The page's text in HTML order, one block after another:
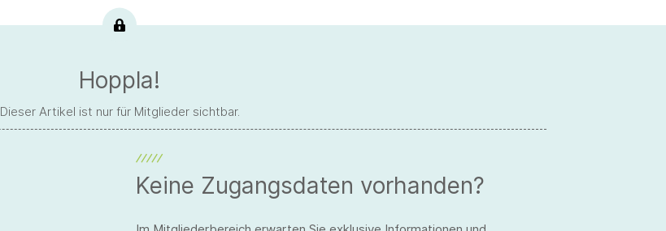
Hoppla!
Dieser Artikel ist nur für Mitglieder sichtbar.
Keine Zugangsdaten vorhanden?